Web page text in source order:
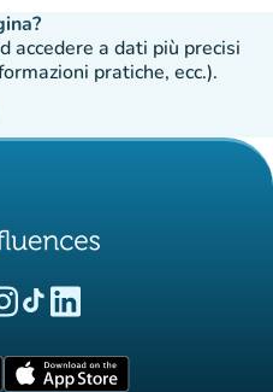
accedere a dati più precisi
pratiche, ecc.).
scheda)
scheda)
(nuova scheda)
(nuova scheda)
(nuova scheda)